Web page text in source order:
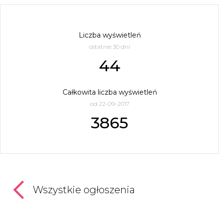
Liczba wyświetleń
ostatnie 30 dni
44
Całkowita liczba wyświetleń
od 22-09-2017
3865
Wszystkie ogłoszenia